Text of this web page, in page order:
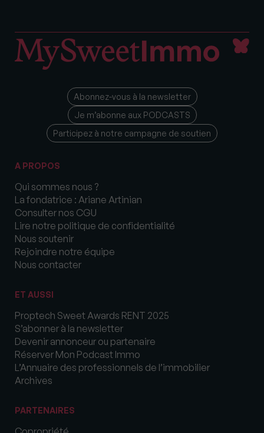
Abonnez-vous à la newsletter
Je m’abonne aux PODCASTS
Participez à notre campagne de soutien
A PROPOS
Qui sommes nous ?
La fondatrice : Ariane Artinian
Consulter nos CGU
Lire notre politique de confidentialité
Nous soutenir
Rejoindre notre équipe
Nous contacter
ET AUSSI
Proptech Sweet Awards RENT 2025
S’abonner à la newsletter
Devenir annonceur ou partenaire
Réserver Mon Podcast Immo
L’Annuaire des professionnels de l’immobilier
Archives
PARTENAIRES